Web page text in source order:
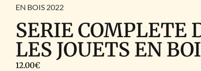
EN BOIS 2022
SERIE COMPLETE
LES JOUETS EN
12.00€